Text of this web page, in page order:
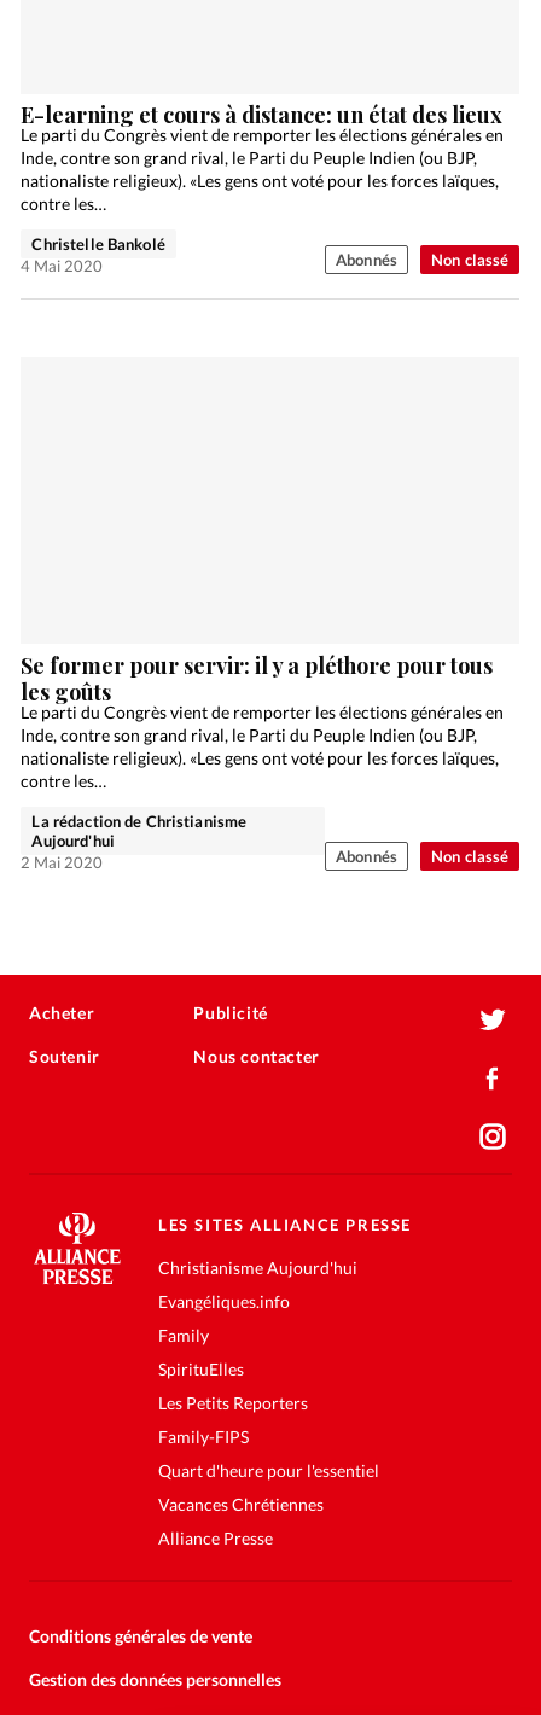
Non classé
E-learning et cours à distance: un état des lieux
Le parti du Congrès vient de remporter les élections générales en
Inde, contre son grand rival, le Parti du Peuple Indien (ou BJP,
nationaliste religieux). «Les gens ont voté pour les forces laïques,
contre les…
Christelle Bankolé
4 Mai 2020
Abonnés
Non classé
Se former pour servir: il y a pléthore pour tous
les goûts
Le parti du Congrès vient de remporter les élections générales en
Inde, contre son grand rival, le Parti du Peuple Indien (ou BJP,
nationaliste religieux). «Les gens ont voté pour les forces laïques,
contre les…
La rédaction de Christianisme
Aujourd'hui
2 Mai 2020
Abonnés
Acheter
Soutenir
Publicité
Nous contacter
LES SITES ALLIANCE PRESSE
Christianisme Aujourd'hui
Evangéliques.info
Family
SpirituElles
Les Petits Reporters
Family-FIPS
Quart d'heure pour l'essentiel
Vacances Chrétiennes
Alliance Presse
Conditions générales de vente
Gestion des données personnelles